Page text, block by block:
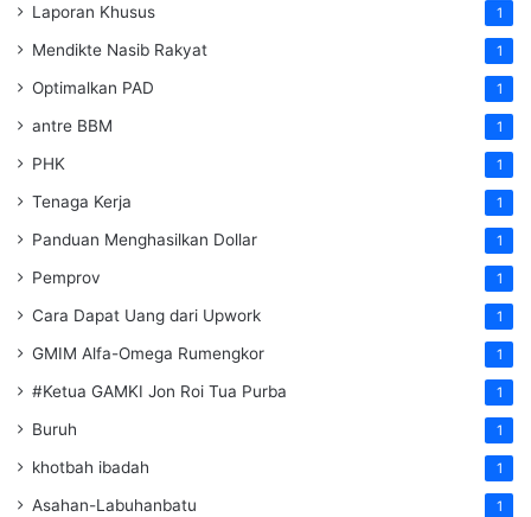
Laporan Khusus 1
Mendikte Nasib Rakyat 1
Optimalkan PAD 1
antre BBM 1
PHK 1
Tenaga Kerja 1
Panduan Menghasilkan Dollar 1
Pemprov 1
Cara Dapat Uang dari Upwork 1
GMIM Alfa-Omega Rumengkor 1
#Ketua GAMKI Jon Roi Tua Purba 1
Buruh 1
khotbah ibadah 1
Asahan-Labuhanbatu 1